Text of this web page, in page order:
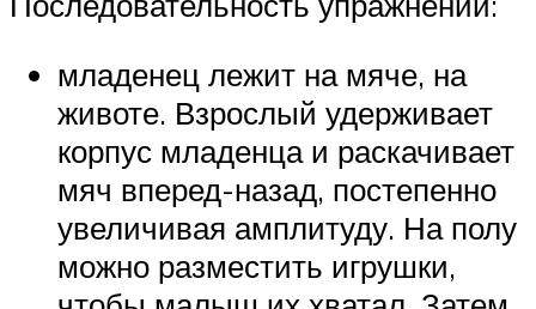
младенец лежит на мяче, на
животе. Взрослый удерживает
корпус младенца и раскачивает
мяч вперед-назад, постепенно
увеличивая амплитуду. На полу
можно разместить игрушки,